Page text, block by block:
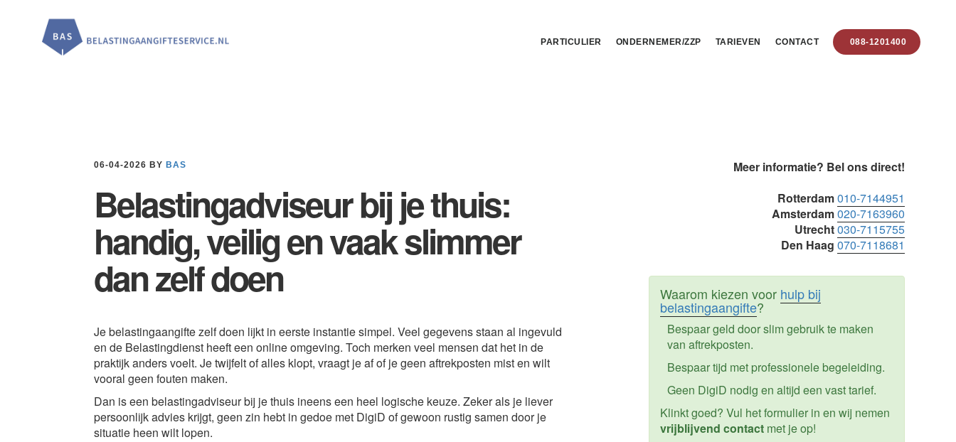
PARTICULIER ONDERNEMER/ZZP TARIEVEN CONTACT 088-1201400
06-04-2026 BY BAS
Belastingadviseur bij je thuis:
handig, veilig en vaak slimmer
dan zelf doen
Je belastingaangifte zelf doen lijkt in eerste instantie simpel. Veel gegevens staan al ingevuld
en de Belastingdienst heeft een online omgeving. Toch merken veel mensen dat het in de
praktijk anders voelt. Je twijfelt of alles klopt, vraagt je af of je geen aftrekposten mist en wilt
vooral geen fouten maken.
Dan is een belastingadviseur bij je thuis ineens een heel logische keuze. Zeker als je liever
persoonlijk advies krijgt, geen zin hebt in gedoe met DigiD of gewoon rustig samen door je
situatie heen wilt lopen.
Meer informatie? Bel ons direct!
Rotterdam010-7144951
Amsterdam020-7163960
Utrecht030-7115755
Den Haag 070-7118681
Waarom kiezen voor hulp bij
belastingaangifte?
Bespaar geld door slim gebruik te maken
van aftrekposten.
Bespaar tijd met professionele begeleiding.
Geen DigiD nodig en altijd een vast tarief.
Klinkt goed? Vul het formulier in en wij nemen
vrijblijvend contact met je op!